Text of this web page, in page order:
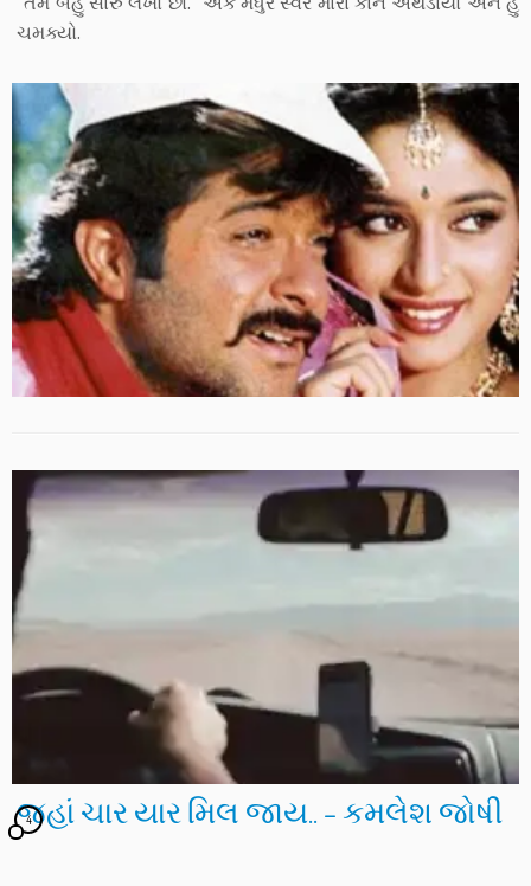
ચમક્યો.
જહાં ચાર યાર મિલ જાય.. – કમલેશ જોષી
4